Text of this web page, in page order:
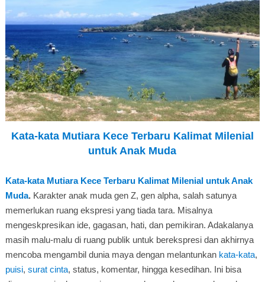
Kata-kata Mutiara Kece Terbaru Kalimat Milenial
untuk Anak Muda
Kata-kata Mutiara Kece Terbaru Kalimat Milenial untuk Anak
Muda. Karakter anak muda gen Z, gen alpha, salah satunya
memerlukan ruang ekspresi yang tiada tara. Misalnya
mengeskpresikan ide, gagasan, hati, dan pemikiran. Adakalanya
masih malu-malu di ruang publik untuk berekspresi dan akhirnya
mencoba mengambil dunia maya dengan melantunkan kata-kata,
puisi, surat cinta, status, komentar, hingga kesedihan. Ini bisa